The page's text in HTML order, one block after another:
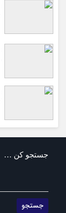
جستجو کن …